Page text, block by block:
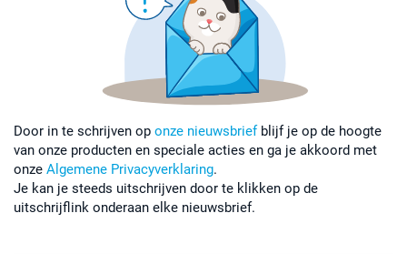
Door in te schrijven op onze nieuwsbriefblijf je op de hoogte
van onze producten en speciale acties en ga je akkoord met
onze Algemene Privacyverklaring.
Je kan je steeds uitschrijven door te klikken op de
uitschrijflink onderaan elke nieuwsbrief.